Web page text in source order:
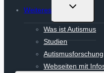
Weiteres
Untermenü
Was ist Autismus
Studien
Autismusforschung
Webseiten mit